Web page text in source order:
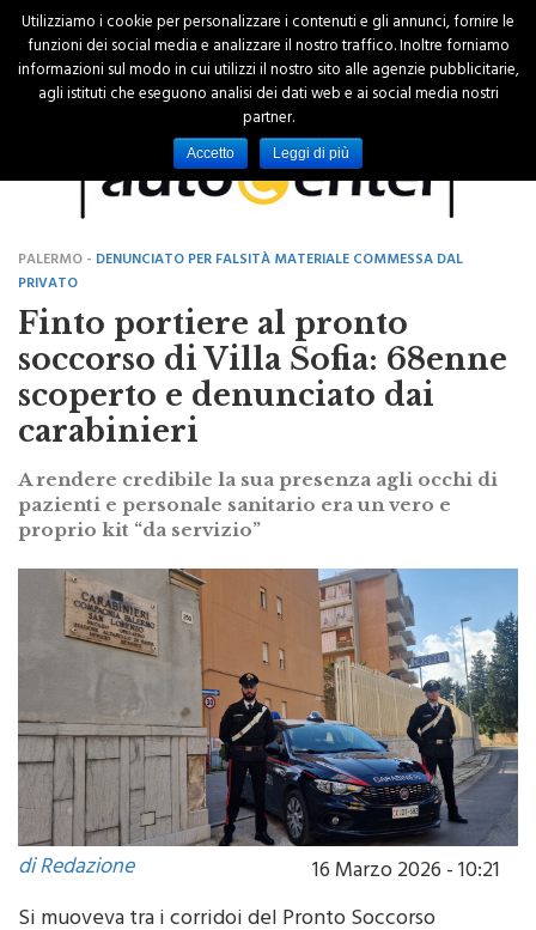
PALERMO -
PRIVATO
Finto portiere al pronto
soccorso di Villa Sofia: 68enne
scoperto e denunciato dai
carabinieri
A rendere credibile la sua presenza agli occhi di
pazienti e personale sanitario era un vero e
di Redazione
16 Marzo 2026 - 10:21
Utilizziamo i cookie per personalizzare i contenuti e gli annunci, fornire le
funzioni dei social media e analizzare il nostro traffico. Inoltre forniamo
informazioni sul modo in cui utilizzi il nostro sito alle agenzie pubblicitarie,
agli istituti che eseguono analisi dei dati web e ai social media nostri
partner.
Accetto Leggi di più